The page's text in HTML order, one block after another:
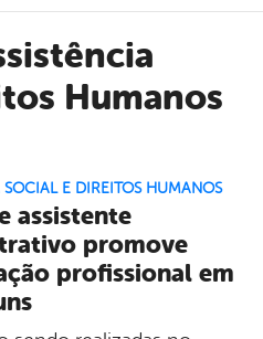
Humanos
SOCIAL E DIREITOS HUMANOS
assistente
promove
profissional em